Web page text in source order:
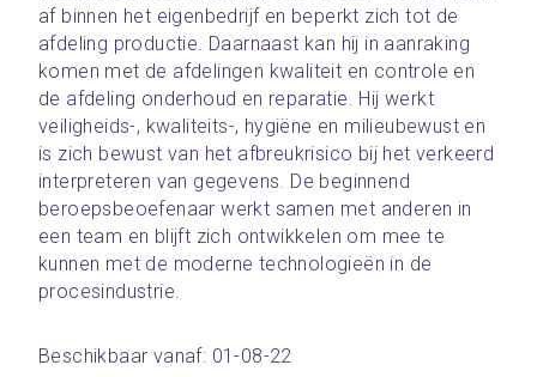
af binnen het eigenbedrijf en beperkt zich tot de
afdeling productie. Daarnaast kan hij in aanraking
komen met de afdelingen kwaliteit en controle en
de afdeling onderhoud en reparatie. Hij werkt
veiligheids-, kwaliteits-, hygiëne en milieubewust en
is zich bewust van het afbreukrisico bij het verkeerd
interpreteren van gegevens. De beginnend
beroepsbeoefenaar werkt samen met anderen in
een team en blijft zich ontwikkelen om mee te
kunnen met de moderne technologieën in de
procesindustrie.
Beschikbaar vanaf: 01-08-22